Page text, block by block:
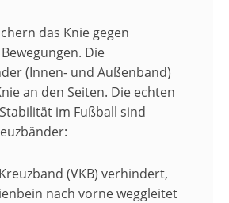
das Knie gegen
Die
(Innen- und Außenband)
an den Seiten. Die echten
im Fußball sind
(VKB) verhindert,
nach vorne weggleitet